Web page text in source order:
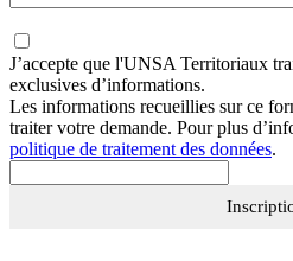
J’accepte que l'UNSA Territoriaux
exclusives d’informations.
Les informations recueillies sur ce
traiter votre demande. Pour plus
politique de traitement des données.